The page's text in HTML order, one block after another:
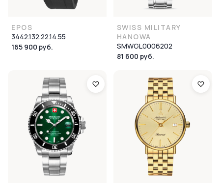
EPOS
3442.132.22.14.55
165 900 руб.
SWISS MILITARY
HANOWA
SMWGL0006202
81 600 руб.